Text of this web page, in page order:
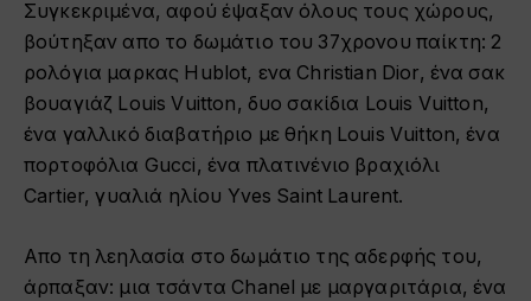
Συγκεκριμένα, αφού έψαξαν όλους τους χώρους,
βούτηξαν απο το δωμάτιο του 37χρονου παίκτη: 2
ρολόγια μαρκας Hublot, ενα Christian Dior, ένα σακ
βουαγιάζ Louis Vuitton, δυο σακίδια Louis Vuitton,
ένα γαλλικό διαβατήριο με θήκη Louis Vuitton, ένα
πορτοφόλια Gucci, ένα πλατινένιο βραχιόλι
Cartier, γυαλιά ηλίου Yves Saint Laurent.
Aπο τη λεηλασία στο δωμάτιο της αδερφής του,
άρπαξαν: μια τσάντα Chanel με μαργαριτάρια, ένα